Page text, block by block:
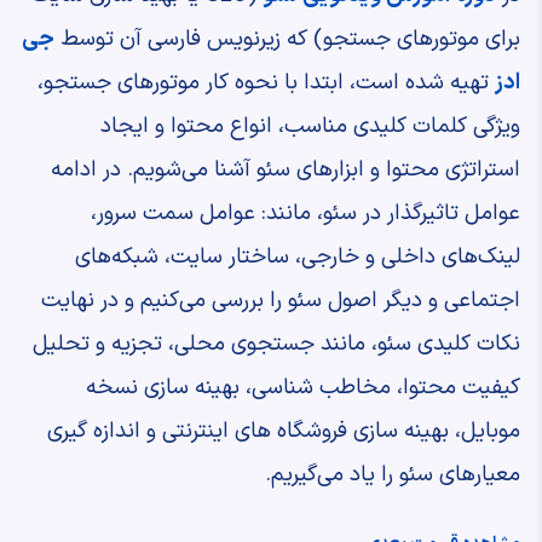
برای موتورهای جستجو) که زیرنویس فارسی آن توسط جی
ادزتهیه شده است، ابتدا با نحوه کار موتورهای جستجو،
ویژگی کلمات کلیدی مناسب، انواع محتوا و ایجاد
استراتژی محتوا و ابزارهای سئو آشنا می‌شویم. در ادامه
عوامل تاثیرگذار در سئو، مانند: عوامل سمت سرور،
لینک‌های داخلی و خارجی، ساختار سایت، شبکه‌های
اجتماعی و دیگر اصول سئو را بررسی می‌کنیم و در نهایت
نکات کلیدی سئو، مانند جستجوی محلی، تجزیه و تحلیل
کیفیت محتوا، مخاطب شناسی، بهینه سازی نسخه
موبایل، بهینه سازی فروشگاه های اینترنتی و اندازه گیری
معیارهای سئو را یاد می‌گیریم.